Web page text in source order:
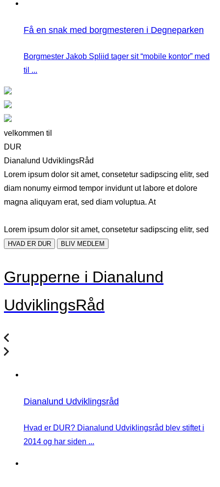
Få en snak med borgmesteren i Degneparken
Borgmester Jakob Spliid tager sit “mobile kontor” med
til ...
velkommen til
DUR
Dianalund UdviklingsRåd
Lorem ipsum dolor sit amet, consetetur sadipscing elitr, sed
diam nonumy eirmod tempor invidunt ut labore et dolore
magna aliquyam erat, sed diam voluptua. At
Lorem ipsum dolor sit amet, consetetur sadipscing elitr, sed
HVAD ER DUR BLIV MEDLEM
Grupperne i Dianalund
UdviklingsRåd
Dianalund Udviklingsråd
Hvad er DUR? Dianalund Udviklingsråd blev stiftet i
2014 og har siden ...